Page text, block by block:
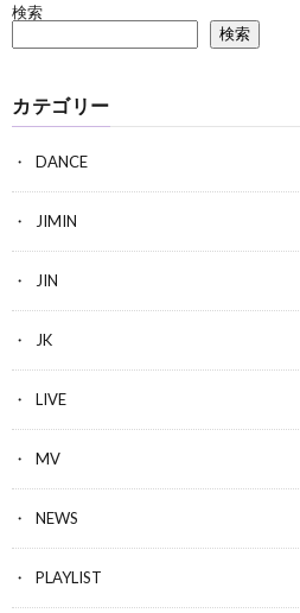
検索
検索
カテゴリー
DANCE
JIMIN
JIN
JK
LIVE
MV
NEWS
PLAYLIST